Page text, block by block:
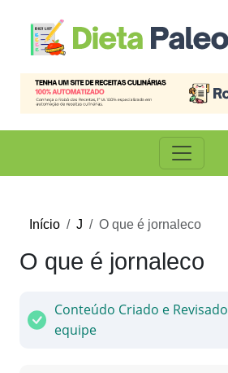
Início J O que é jornaleco
O que é jornaleco
Conteúdo Criado e
equipe